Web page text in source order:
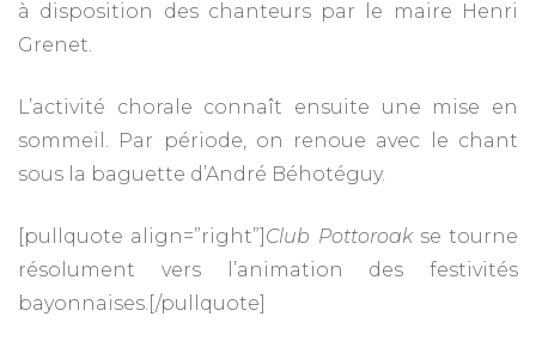
à disposition des chanteurs par le maire Henri
Grenet.
L’activité chorale connaît ensuite une mise en
sommeil. Par période, on renoue avec le chant
sous la baguette d’André Béhotéguy.
[pullquote align=”right”] Club Pottoroak se tourne
résolument vers l’animation des festivités
bayonnaises.[/pullquote]